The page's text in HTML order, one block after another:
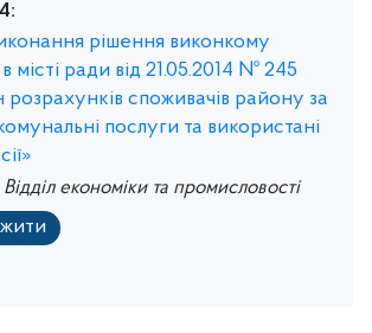
рішення виконкому
місті ради від 21.05.2014 № 245
розрахунків споживачів району за
послуги та використані
Відділ економіки та промисловості